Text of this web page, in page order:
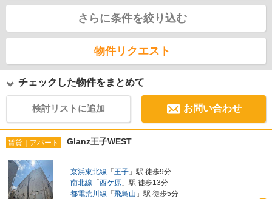
さらに条件を絞り込む
物件リクエスト
チェックした物件をまとめて
検討リストに追加 お問い合わせ
賃貸｜アパート Glanz王子WEST
京浜東北線 「王子 」駅 徒歩9分
南北線 「西ケ原 」駅 徒歩13分
都電荒川線 「飛鳥山 」駅 徒歩5分